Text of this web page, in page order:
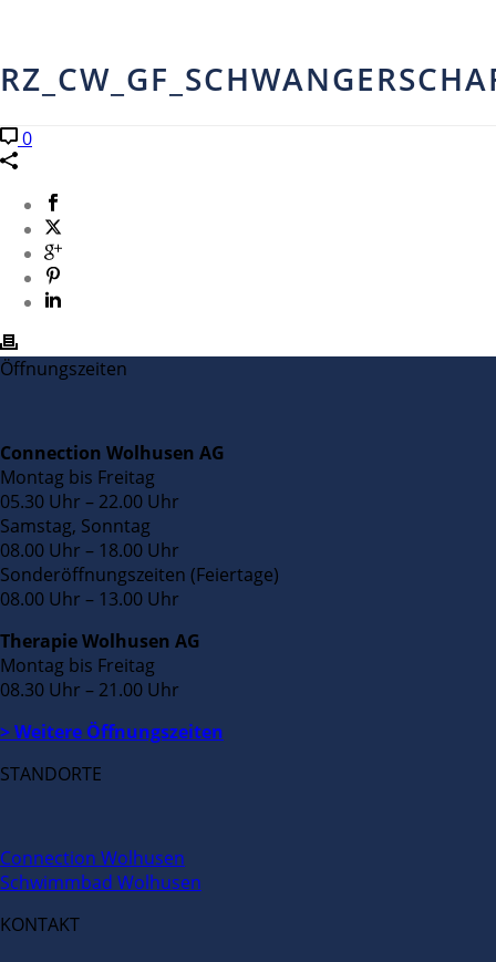
0
Öffnungszeiten
Connection Wolhusen AG
Montag bis Freitag
05.30 Uhr – 22.00 Uhr
Samstag, Sonntag
08.00 Uhr – 18.00 Uhr
Sonderöffnungszeiten (Feiertage)
08.00 Uhr – 13.00 Uhr
Therapie Wolhusen AG
Montag bis Freitag
08.30 Uhr – 21.00 Uhr
> Weitere Öffnungszeiten
STANDORTE
Connection Wolhusen
Schwimmbad Wolhusen
KONTAKT